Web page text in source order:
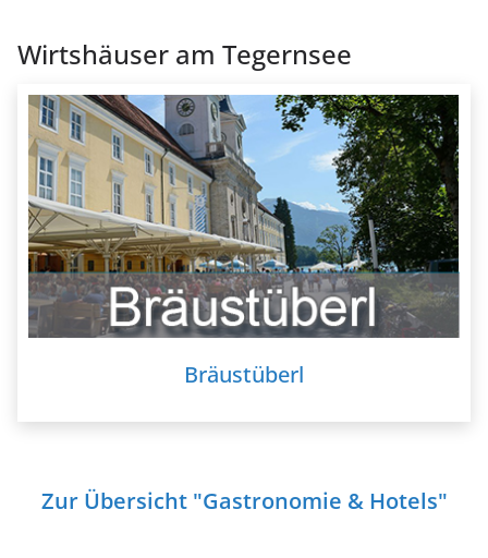
Wirtshäuser am Tegernsee
Bräustüberl
Zur Übersicht "Gastronomie & Hotels"